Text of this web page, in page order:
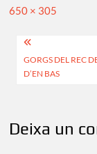
Full
650 × 305
Navegació
GORGS DEL REC
D’EN BAS
Deixa un